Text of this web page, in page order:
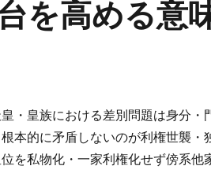
を高める意
・皇族における差別問題は身分・
本的に矛盾しないのが利権世襲・
を私物化・一家利権化せず傍系他